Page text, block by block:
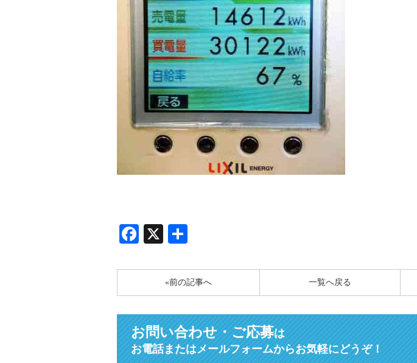
Facebook
X
«前の記事へ 一覧へ戻る
お問い合わせ・ご応募は
お電話またはメールフォームからお気軽にどうぞ！